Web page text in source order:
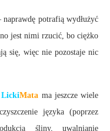
potrafią wydłużyć
jest nimi rzucić, bo ciężko
się, więc nie pozostaje nic
LickiMata ma jeszcze wiele
języka (poprzez
śliny, uwalnianie